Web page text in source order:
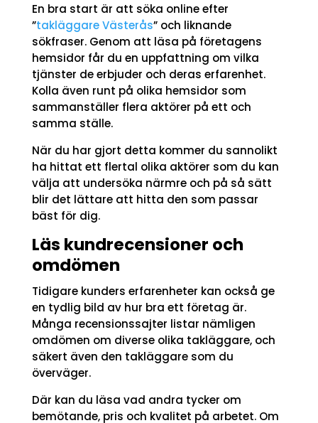
En bra start är att söka online efter
”takläggare Västerås” och liknande
sökfraser. Genom att läsa på företagens
hemsidor får du en uppfattning om vilka
tjänster de erbjuder och deras erfarenhet.
Kolla även runt på olika hemsidor som
sammanställer flera aktörer på ett och
samma ställe.
När du har gjort detta kommer du sannolikt
ha hittat ett flertal olika aktörer som du kan
välja att undersöka närmre och på så sätt
blir det lättare att hitta den som passar
bäst för dig.
Läs kundrecensioner och
omdömen
Tidigare kunders erfarenheter kan också ge
en tydlig bild av hur bra ett företag är.
Många recensionssajter listar nämligen
omdömen om diverse olika takläggare, och
säkert även den takläggare som du
överväger.
Där kan du läsa vad andra tycker om
bemötande, pris och kvalitet på arbetet. Om